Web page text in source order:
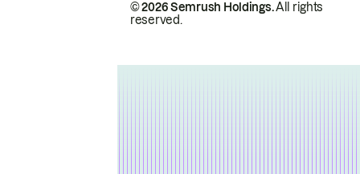
© 2026 Semrush Holdings.All rights
reserved.